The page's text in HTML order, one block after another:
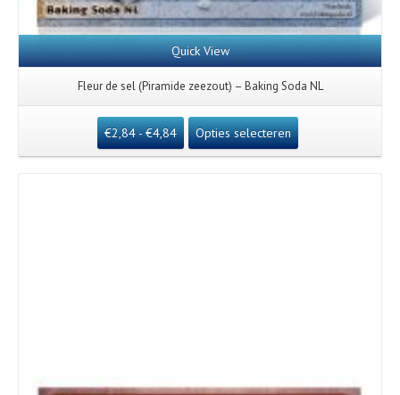
Quick View
Fleur de sel (Piramide zeezout) – Baking Soda NL
€2,84- €4,84 Opties selecteren